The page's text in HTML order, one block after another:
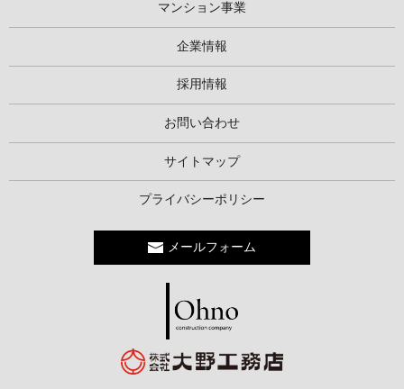
マンション事業
企業情報
採用情報
お問い合わせ
サイトマップ
プライバシーポリシー
メールフォーム